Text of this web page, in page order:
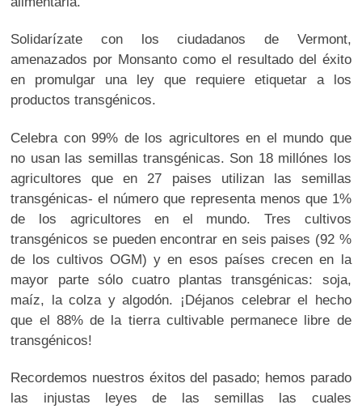
Solidarízate con los ciudadanos de Vermont,
amenazados por Monsanto como el resultado del éxito
en promulgar una ley que requiere etiquetar a los
productos transgénicos.
Celebra con 99% de los agricultores en el mundo que
no usan las semillas transgénicas. Son 18 millónes los
agricultores que en 27 paises utilizan las semillas
transgénicas- el número que representa menos que 1%
de los agricultores en el mundo. Tres cultivos
transgénicos se pueden encontrar en seis paises (92 %
de los cultivos OGM) y en esos países crecen en la
mayor parte sólo cuatro plantas transgénicas: soja,
maíz, la colza y algodón. ¡Déjanos celebrar el hecho
que el 88% de la tierra cultivable permanece libre de
transgénicos!
Recordemos nuestros éxitos del pasado; hemos parado
las injustas leyes de las semillas las cuales